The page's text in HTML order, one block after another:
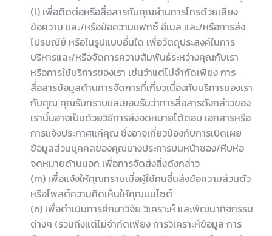
(l) เพื่อติดต่อหรือสื่อสารกับคุณผ่านการโทรด้วยเสียง
ข้อความ และ/หรือข้อความแฟกซ์ อีเมล และ/หรือการส่ง
ไปรษณีย์ หรือในรูปแบบอื่นใด เพื่อวัตถุประสงค์ในการ
บริหารและ/หรือจัดการความสัมพันธ์ระหว่างคุณกับเรา
หรือการใช้บริการของเรา เช่นว่าแต่ไม่จำกัดเพียง การ
สื่อสารข้อมูลด้านการจัดการที่เกี่ยวเนื่องกับบริการของเรา
กับคุณ คุณรับทราบและยอมรับว่าการสื่อสารดังกล่าวของ
เรานั้นอาจเป็นด้วยวิธีการส่งจดหมายโต้ตอบ เอกสารหรือ
การแจ้งประกาศแก่คุณ ซึ่งอาจเกี่ยวข้องกับการเปิดเผย
ข้อมูลส่วนบุคคลของคุณบางประการบนหน้าซอง/หีบห่อ
จดหมายด้านนอก เพื่อการจัดส่งสิ่งดังกล่าว
(m) เพื่อแจ้งให้คุณทราบเมื่อผู้ใช้คนอื่นส่งข้อความส่วนตัว
หรือโพสต์ความคิดเห็นให้คุณบนไซต์
(n) เพื่อดำเนินการศึกษาวิจัย วิเคราะห์ และพัฒนากิจกรรม
ต่างๆ (รวมถึงแต่ไม่จำกัดเพียง การวิเคราะห์ข้อมูล การ